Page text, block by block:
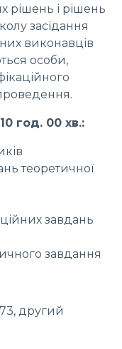
рішень і рішень
засідання
виконавців
особи,
год. 00 хв.:
теоретичної
завдань
завдання
73, другий